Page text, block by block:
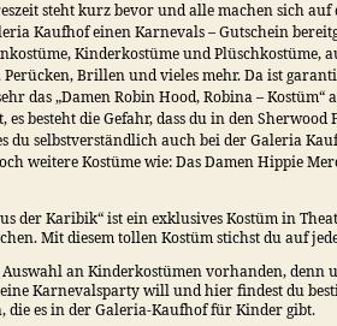
steht kurz bevor und alle machen sich
Kaufhof einen Karnevals – Gutschein
Kinderkostüme und Plüschkostüme,
Brillen und vieles mehr. Da ist
das „Damen Robin Hood, Robina –
es besteht die Gefahr, dass du in den
du selbstverständlich auch bei der Galeria
weitere Kostüme wie: Das Damen Hippie
der Karibik“ ist ein exklusives Kostüm in
Mit diesem tollen Kostüm stichst du auf
an Kinderkostümen vorhanden, denn
Karnevalsparty will und hier findest du
die es in der Galeria-Kaufhof für Kinder gibt.